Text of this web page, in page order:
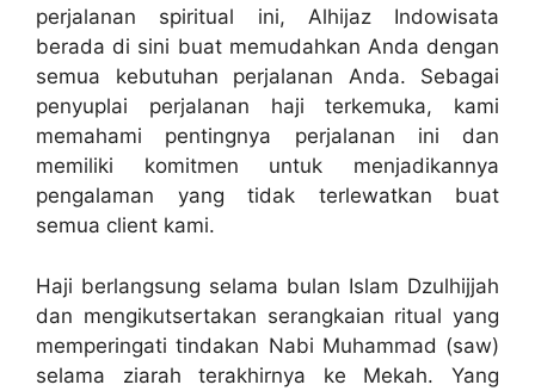
perjalanan spiritual ini, Alhijaz Indowisata
berada di sini buat memudahkan Anda dengan
semua kebutuhan perjalanan Anda. Sebagai
penyuplai perjalanan haji terkemuka, kami
memahami pentingnya perjalanan ini dan
memiliki komitmen untuk menjadikannya
pengalaman yang tidak terlewatkan buat
semua client kami.
Haji berlangsung selama bulan Islam Dzulhijjah
dan mengikutsertakan serangkaian ritual yang
memperingati tindakan Nabi Muhammad (saw)
selama ziarah terakhirnya ke Mekah. Yang